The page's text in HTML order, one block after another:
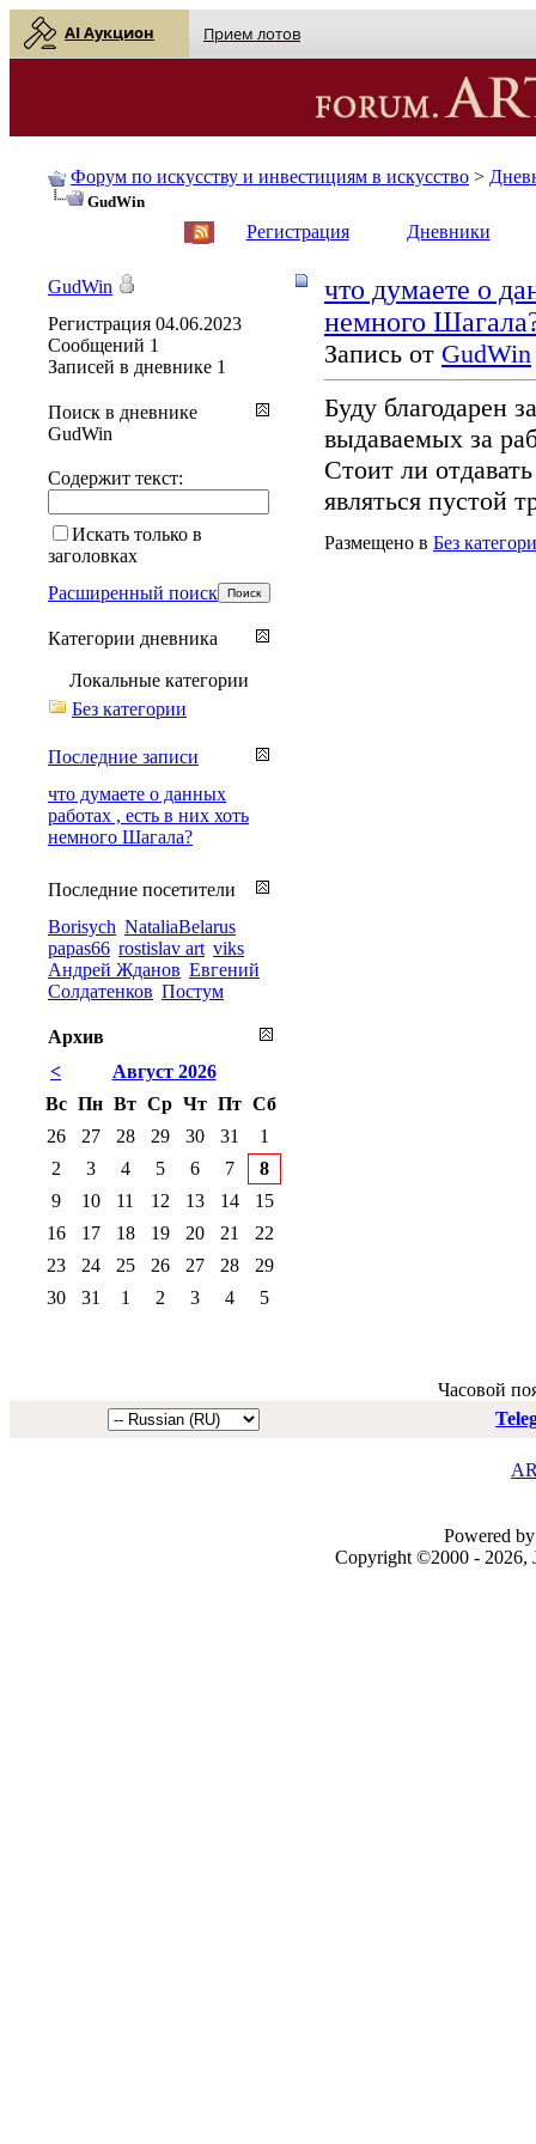
AI Аукцион Прием лотов
Форум по искусству и инвестициям в искусство >
GudWin
Регистрация Дневники
что думаете о
немного
Запись от GudWin
Буду благодарен
выдаваемых за
Стоит ли
являться пустой
Размещено в Без
GudWin
Регистрация 04.06.2023
Сообщений 1
Записей в дневнике 1
Поиск в дневнике
GudWin
Содержит текст:
Искать только в
заголовках
Расширенный поиск
Категории дневника
Локальные категории
Без категории
Последние записи
что думаете о данных
работах , есть в них хоть
немного Шагала?
Последние посетители
Borisych NataliaBelarus
papas66 rostislav art viks
Андрей Жданов Евгений
Солдатенков Постум
Архив
<
Август 2026
Вс Пн Вт Ср Чт Пт Сб
26
27 28 29 30 31
1
2
3 4 5 6 7
8
9
10 11 12 13 14
15
16
17 18 19 20 21
22
23
24 25 26 27 28
29
30
31 1 2 3 4 5
Часовой
Powered
Copyright ©2000 - 2026,